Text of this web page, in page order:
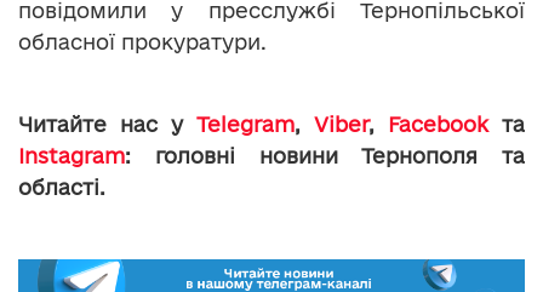
повідомили у пресслужбі Тернопільської
обласної прокуратури.
Читайте нас у Telegram, Viber, Facebookта
Instagram: головні новини Тернополя та
області.